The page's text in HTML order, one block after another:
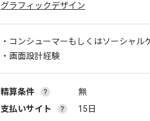
グラフィックデザイン
・コンシューマーもしくはソーシャ
・画面設計経験
精算条件
無
支払いサイト
15日